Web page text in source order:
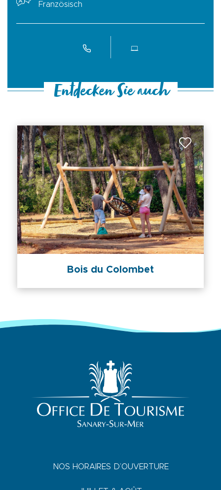
Französisch
Entdecken Sie auch
Bois du Colombet
NOS HORAIRES D’OUVERTURE